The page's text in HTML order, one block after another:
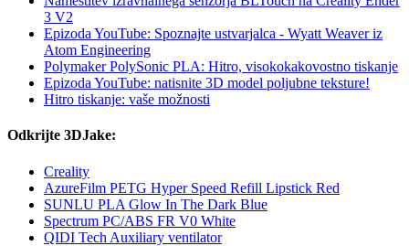
3 V2
Epizoda YouTube: Spoznajte ustvarjalca - Wyatt Weaver iz
Atom Engineering
Polymaker PolySonic PLA: Hitro, visokokakovostno tiskanje
Epizoda YouTube: natisnite 3D model poljubne teksture!
Hitro tiskanje: vaše možnosti
Odkrijte 3DJake:
Creality
AzureFilm PETG Hyper Speed Refill Lipstick Red
SUNLU PLA Glow In The Dark Blue
Spectrum PC/ABS FR V0 White
QIDI Tech Auxiliary ventilator